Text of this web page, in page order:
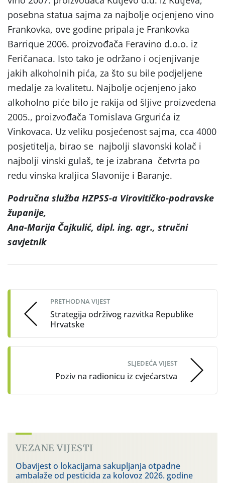
posebna statua sajma za najbolje ocjenjeno vino
Frankovka, ove godine pripala je Frankovka
Barrique 2006. proizvođača Feravino d.o.o. iz
Feričanaca. Isto tako je održano i ocjenjivanje
jakih alkoholnih pića, za što su bile podjeljene
medalje za kvalitetu. Najbolje ocjenjeno jako
alkoholno piće bilo je rakija od šljive proizvedena
2005., proizvođača Tomislava Grgurića iz
Vinkovaca. Uz veliku posjećenost sajma, cca 4000
posjetitelja, birao se najbolji slavonski kolač i
najbolji vinski gulaš, te je izabrana četvrta po
redu vinska kraljica Slavonije i Baranje.
Područna služba HZPSS-a Virovitičko-podravske
županije,
Ana-Marija Čajkulić, dipl. ing. agr., stručni
savjetnik
navigation
PRETHODNA VIJEST
Strategija održivog razvitka Republike
Hrvatske
SLJEDEĆA VIJEST
Poziv na radionicu iz cvjećarstva
VEZANE VIJESTI
Obavijest o lokacijama sakupljanja otpadne
ambalaže od pesticida za kolovoz 2026. godine